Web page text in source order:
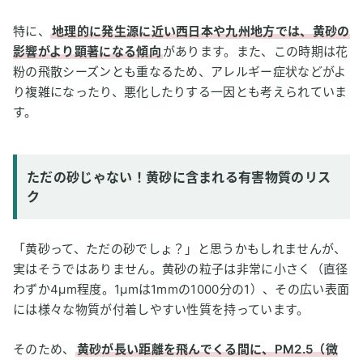
参考文献
特に、
地理的に発生源に近い西日本や九州地方では、黄砂の
影響がより顕著になる傾向があります。また、この時期は花
粉の飛散シーズンとも重なるため、アレルギー症状などがよ
り複雑になったり、悪化したりする一因とも考えられていま
す。
ただの砂じゃない！黄砂に含まれる有害物質のリス
ク
「黄砂って、ただの砂でしょ？」と思うかもしれませんが、
実はそうではありません。黄砂の粒子は非常に小さく（直径
わずか4μm程度。1μmは1mmの1000分の1）、その広い表面
には様々な物質が付着しやすい性質を持っています。
そのため、
黄砂が長い距離を飛んでくる間に、PM2.5（微